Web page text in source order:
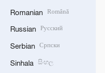
Romanian Română
Russian Русский
Serbian Српски
Sinhala සිංහල